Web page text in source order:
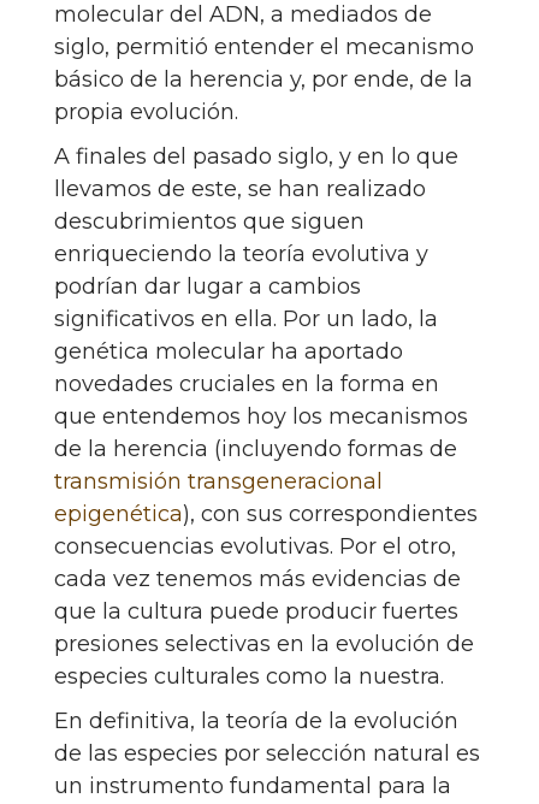
molecular del ADN, a mediados de
siglo, permitió entender el mecanismo
básico de la herencia y, por ende, de la
propia evolución.
A finales del pasado siglo, y en lo que
llevamos de este, se han realizado
descubrimientos que siguen
enriqueciendo la teoría evolutiva y
podrían dar lugar a cambios
significativos en ella. Por un lado, la
genética molecular ha aportado
novedades cruciales en la forma en
que entendemos hoy los mecanismos
de la herencia (incluyendo formas de
transmisión transgeneracional
epigenética), con sus correspondientes
consecuencias evolutivas. Por el otro,
cada vez tenemos más evidencias de
que la cultura puede producir fuertes
presiones selectivas en la evolución de
especies culturales como la nuestra.
En definitiva, la teoría de la evolución
de las especies por selección natural es
un instrumento fundamental para la